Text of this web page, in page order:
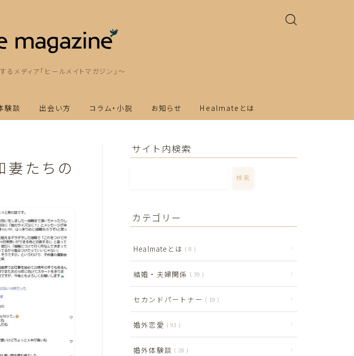
メディア「ヒールメイトマガジン」～
験談 出会い方 コラム・小説 お知らせ Healmateとは
妻たちの
サイト内検索
検索
カテゴリー
Healmateとは 8
結婚・夫婦関係 39
セカンドパートナー 19
婚外恋愛 93
婚外体験談 28